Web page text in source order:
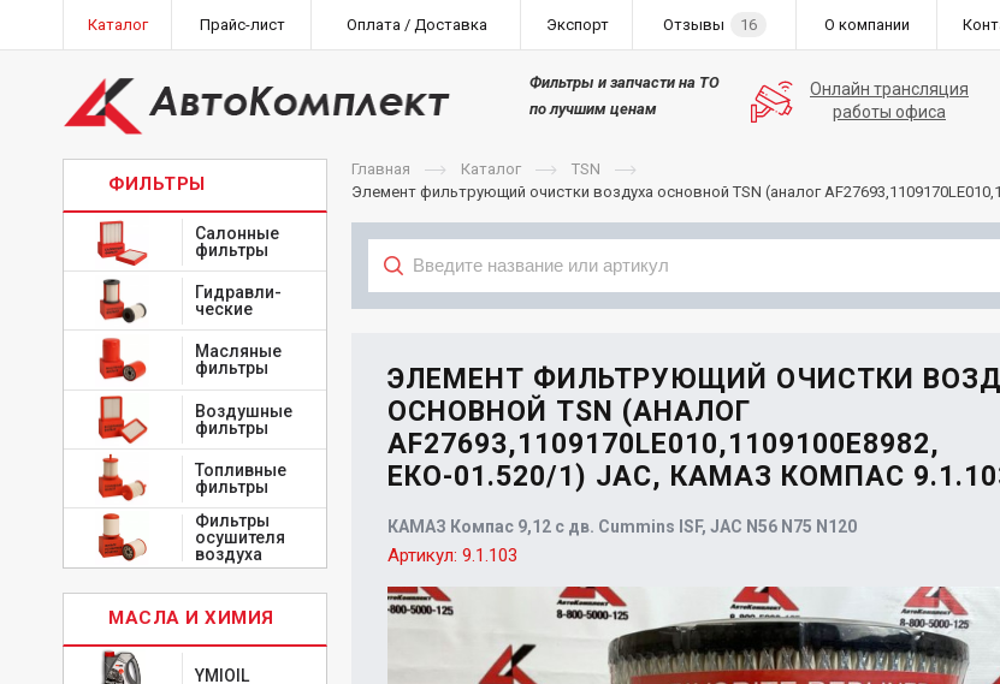
Каталог Прайс-лист Оплата / Доставка Экспорт Отзывы 16 О компании
Фильтры и запчасти на ТО
по лучшим ценам
Онлайн трансляция
работы офиса
ФИЛЬТРЫ
Салонные
фильтры
Гидравли-
ческие
Масляные
фильтры
Воздушные
фильтры
Топливные
фильтры
Фильтры
осушителя
воздуха
МАСЛА И ХИМИЯ
YMIOIL
Главная Каталог
TSN
Элемент фильтрующий очистки воздуха основной TSN (аналог
ЭЛЕМЕНТ ФИЛЬТРУЮЩИЙ ОЧИСТКИ
ОСНОВНОЙ TSN (АНАЛОГ
AF27693,1109170LE010,1109100E8982,
ЕКО-01.520/1) JAC, КАМАЗ КОМПАС
КАМАЗ Компас 9,12 с дв. Cummins ISF, JAC N56 N75 N120
Артикул: 9.1.103